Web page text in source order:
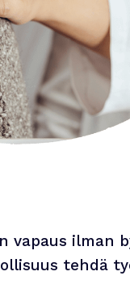
vapaus ilman
tehdä